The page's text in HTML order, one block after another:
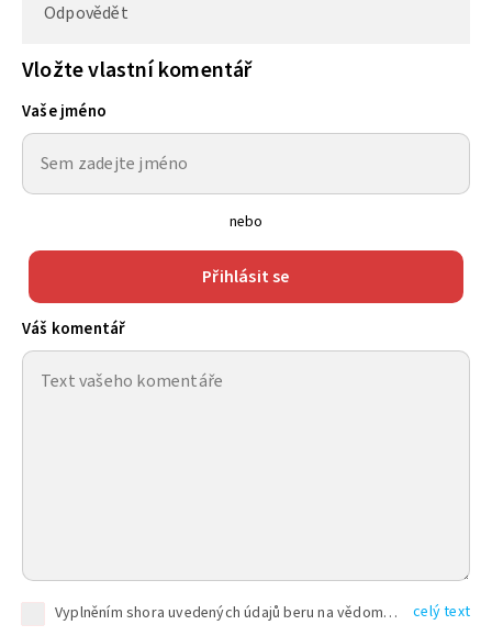
Odpovědět
Vložte vlastní komentář
Vaše jméno
nebo
Přihlásit se
Váš komentář
Vyplněním shora uvedených údajů beru na vědomí, že společnost TEXT FACTORY s.r.o., sídlem Brno, Durďákova 336/29, Černá Pole, PSČ: 613 00, IČ: 06157831, zapsané u Krajského soudu v Brně, oddíl C, vložka 100399, bude zpracovávat mé osobní údaje uvedené v rámci mnou vyplněného registračního formuláře na základě oprávněných zájmů TEXT FACTORY s.r.o. dle čl. 6 odst. 1 písm. f) GDPR a pro splnění právních povinností (čl. 6 odst. 1 písm. c) GDPR), a to pro tyto účely: nezbytnost zajistit oprávnění návštěvníka webových stránek provozovaných společností TEXT FACTORY s.r.o. přispívat aktivně ke zveřejněným článkům nebo v rámci diskusních fór a výkon práv TEXT FACTORY s.r.o. jako administrátora těchto diskusních fór. Více informací o zpracování osobních údajů a právech lze nalézt v celý text